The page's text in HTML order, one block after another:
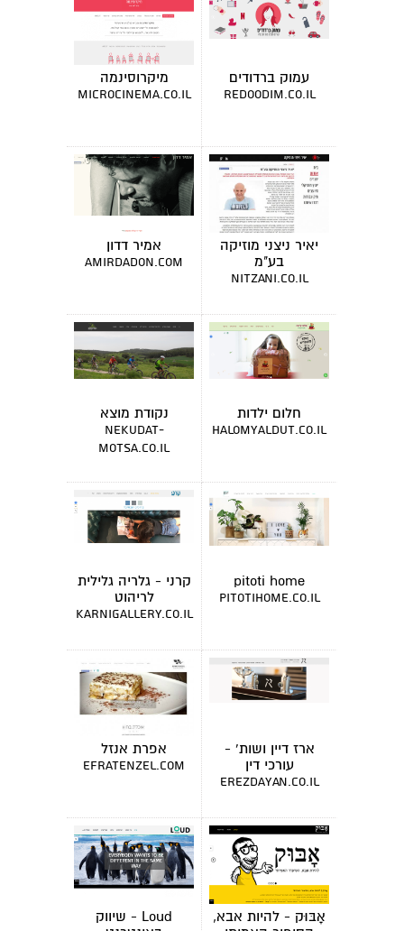
עמוק ברדודים
redoodim.co.il
מיקרוסינמה
microcinema.co.il
יאיר ניצני מוזיקה
בע"מ
nitzani.co.il
אמיר דדון
amirdadon.com
חלום ילדות
halomyaldut.co.il
נקודת מוצא
nekudat-
motsa.co.il
pitoti home
pitotihome.co.il
קרני - גלריה גלילית
לריהוט
karnigallery.co.il
ארז דיין ושות' -
עורכי דין
erezdayan.co.il
אפרת אנזל
efratenzel.com
אָבּוּק - להיות אבא,
Loud - שיווק